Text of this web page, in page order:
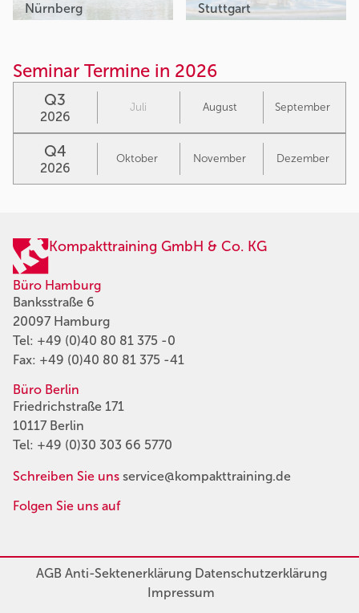
Nürnberg Stuttgart
Seminar Termine in 2026
Q3
2026
Juli August September
Q4
2026
Oktober November Dezember
Kompakttraining GmbH & Co. KG
Büro Hamburg
Banksstraße 6
20097 Hamburg
Tel: +49 (0)40 80 81 375 -0
Fax: +49 (0)40 80 81 375 -41
Büro Berlin
Friedrichstraße 171
10117 Berlin
Tel: +49 (0)30 303 66 5770
Schreiben Sie uns service@kompakttraining.de
Folgen Sie uns auf
AGBAnti-SektenerklärungDatenschutzerklärung
Impressum